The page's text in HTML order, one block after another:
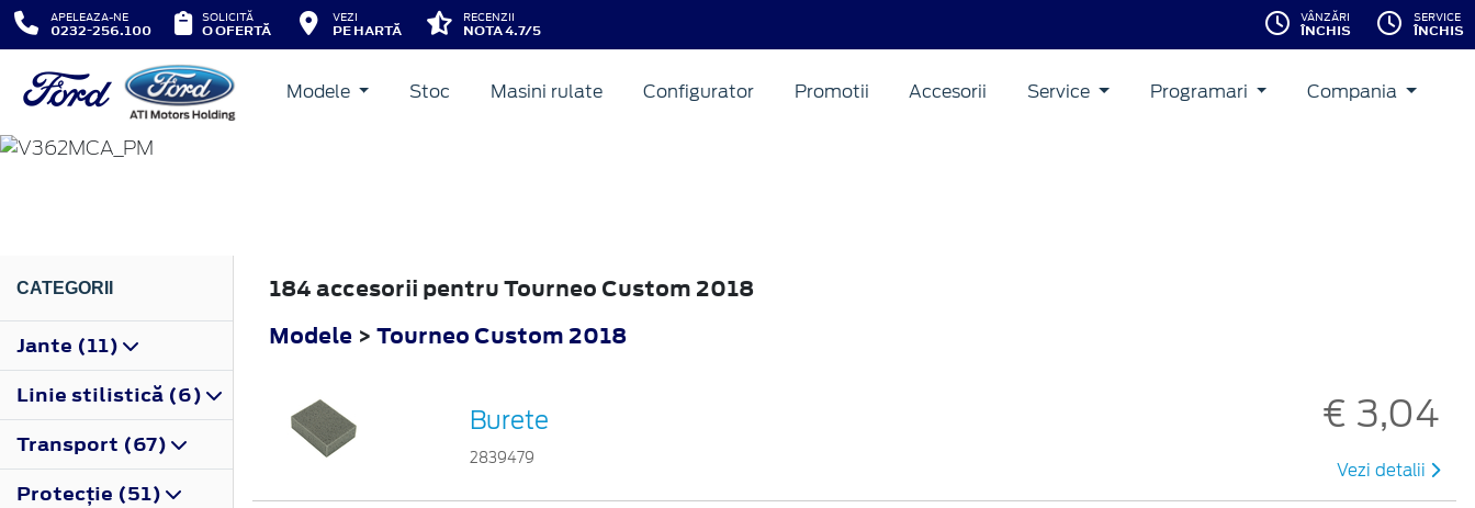
APELEAZA-NE
0232-256.100
SOLICITĂ
O OFERTĂ
VEZI
PE HARTĂ
RECENZII
NOTA 4.7/5
VÂNZĂRI
ÎNCHIS
SERVICE
ÎNCHIS
Modele Stoc Masini rulate Configurator Promotii Accesorii Service Programari Compania
TOURNEO CUSTOM
CATEGORII
Jante (11)
Linie stilistică (6)
Transport (67)
Protecţie (51)
184 accesorii pentru Tourneo Custom 2018
Modele > Tourneo Custom 2018
Burete
2839479
€ 3,04
Vezi detalii